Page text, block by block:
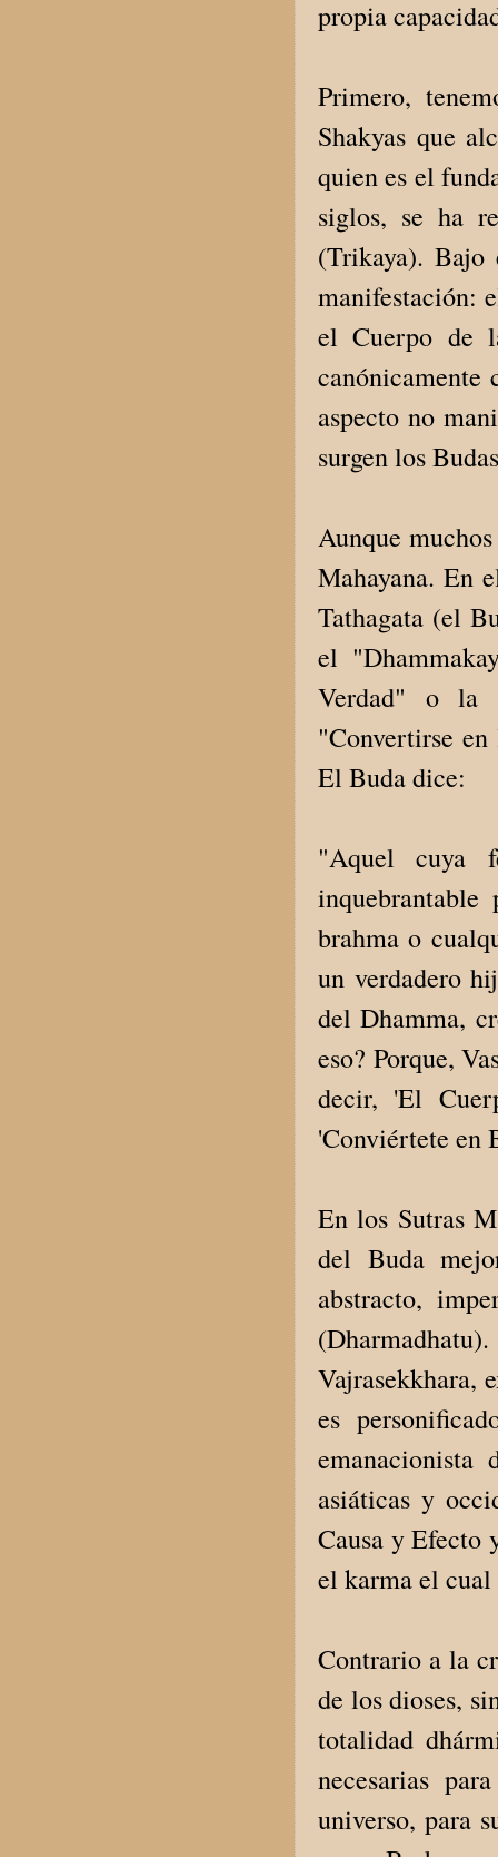
propia
Primero,
Shakyas que
quien es el
siglos, se ha
(Trikaya). Bajo
manifestación:
el Cuerpo de
aspecto no
surgen los
Aunque
Mahayana. En
Tathagata (el
el
Verdad" o la
"Convertirse
El Buda dice:
"Aquel cuya
brahma o
un verdadero
del Dhamma,
eso? Porque,
decir, 'El
'Conviértete en
En los Sutras
del Buda
abstracto,
Vajrasekkhara,
es
asiáticas y
Causa y Efecto
el karma el
Contrario a la
de los dioses,
totalidad
necesarias
universo, para